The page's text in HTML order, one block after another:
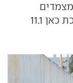
מצמדים
בטורבו) והתאוצה ל-100 קמ"ש אורכת כאן 11.1